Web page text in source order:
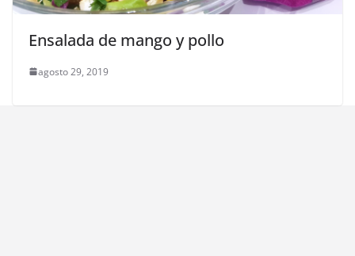
Ensalada de mango y pollo
agosto 29, 2019